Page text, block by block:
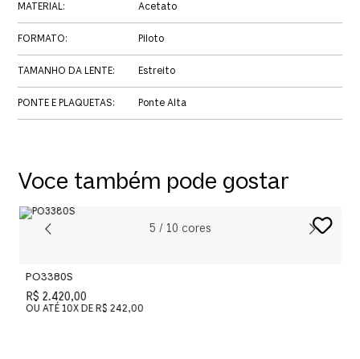
MATERIAL: Acetato
FORMATO: Piloto
TAMANHO DA LENTE: Estreito
PONTE E PLAQUETAS: Ponte Alta
Voce também pode gostar
5 / 10 cores
PO3380S
R$ 2.420,00
OU ATÉ 10X DE R$ 242,00